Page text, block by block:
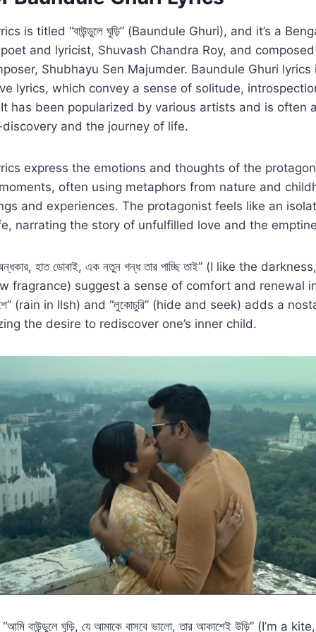
is titled “বাউন্ডুলে ঘুড়ি” (Baundule Ghuri), and it’s a
and lyricist, Shuvash Chandra Roy, and
Shubhayu Sen Majumder. Baundule Ghuri
lyrics, which convey a sense of solitude,
It has been popularized by various artists and is often
and the journey of life.
express the emotions and thoughts of the
often using metaphors from nature and
and experiences. The protagonist feels like an
narrating the story of unfulfilled love and the
হাত ডোবাই, এক নতুন গন্ধ তার পাচ্ছি তাই” (I like the
fragrance) suggest a sense of comfort and renewal
(rain in Ilsh) and “লুকোচুরি” (hide and seek) adds a
the desire to rediscover one’s inner child.
বাউন্ডুলে ঘুড়ি, যে আমাকে বাসবে ভালো, তার আকাশেই উড়ি” (I’m a